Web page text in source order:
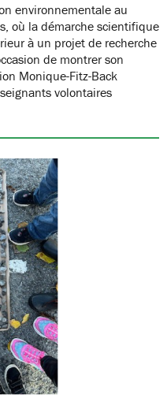
environnementale au
où la démarche scientifique
à un projet de recherche
de montrer son
Monique-Fitz-Back
volontaires